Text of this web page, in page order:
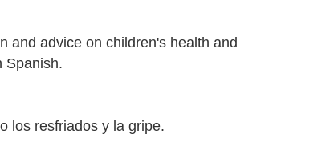
and advice on children's health and
Spanish.
los resfriados y la gripe.